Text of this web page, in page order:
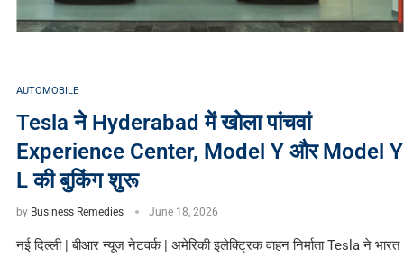
AUTOMOBILE
Tesla ने Hyderabad में खोला पांचवां
Experience Center, Model Y और Model Y
L की बुकिंग शुरू
by Business Remedies June 18, 2026
नई दिल्ली | बीआर न्यूज नेटवर्क | अमेरिकी इलेक्ट्रिक वाहन निर्माता Tesla ने भारत